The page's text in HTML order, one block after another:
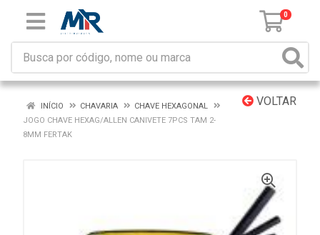
0
VOLTAR
INÍCIO CHAVARIA
CHAVE HEXAGONAL
JOGO CHAVE HEXAG/ALLEN CANIVETE 7PCS TAM 2-
8MM FERTAK